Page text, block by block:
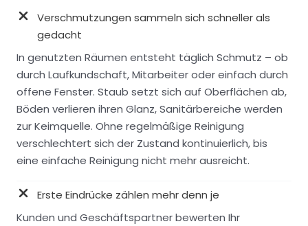
Verschmutzungen sammeln sich schneller als
gedacht
In genutzten Räumen entsteht täglich Schmutz – ob
durch Laufkundschaft, Mitarbeiter oder einfach durch
offene Fenster. Staub setzt sich auf Oberflächen ab,
Böden verlieren ihren Glanz, Sanitärbereiche werden
zur Keimquelle. Ohne regelmäßige Reinigung
verschlechtert sich der Zustand kontinuierlich, bis
eine einfache Reinigung nicht mehr ausreicht.
Erste Eindrücke zählen mehr denn je
Kunden und Geschäftspartner bewerten Ihr